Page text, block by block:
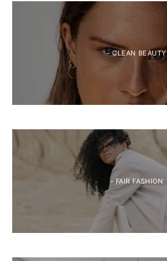
- CLEAN BEAUTY
- FAIR FASHION